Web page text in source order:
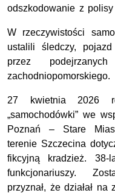
odszkodowanie z polisy
W rzeczywistości
ustalili śledczy,
przez
zachodniopomorskiego.
27 kwietnia 2026
„samochodówki” we
Poznań – Stare
terenie Szczecina
fikcyjną kradzież. 38-
funkcjonariuszy.
przyznał, że działał